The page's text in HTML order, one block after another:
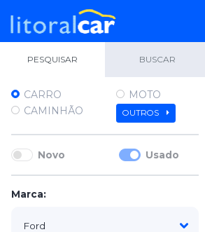
PESQUISAR BUSCAR
CARRO
MOTO
CAMINHÃO
OUTROS
Novo Usado
Marca: